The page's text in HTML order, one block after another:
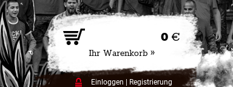
0 €
Ihr Warenkorb »
Einloggen Registrierung